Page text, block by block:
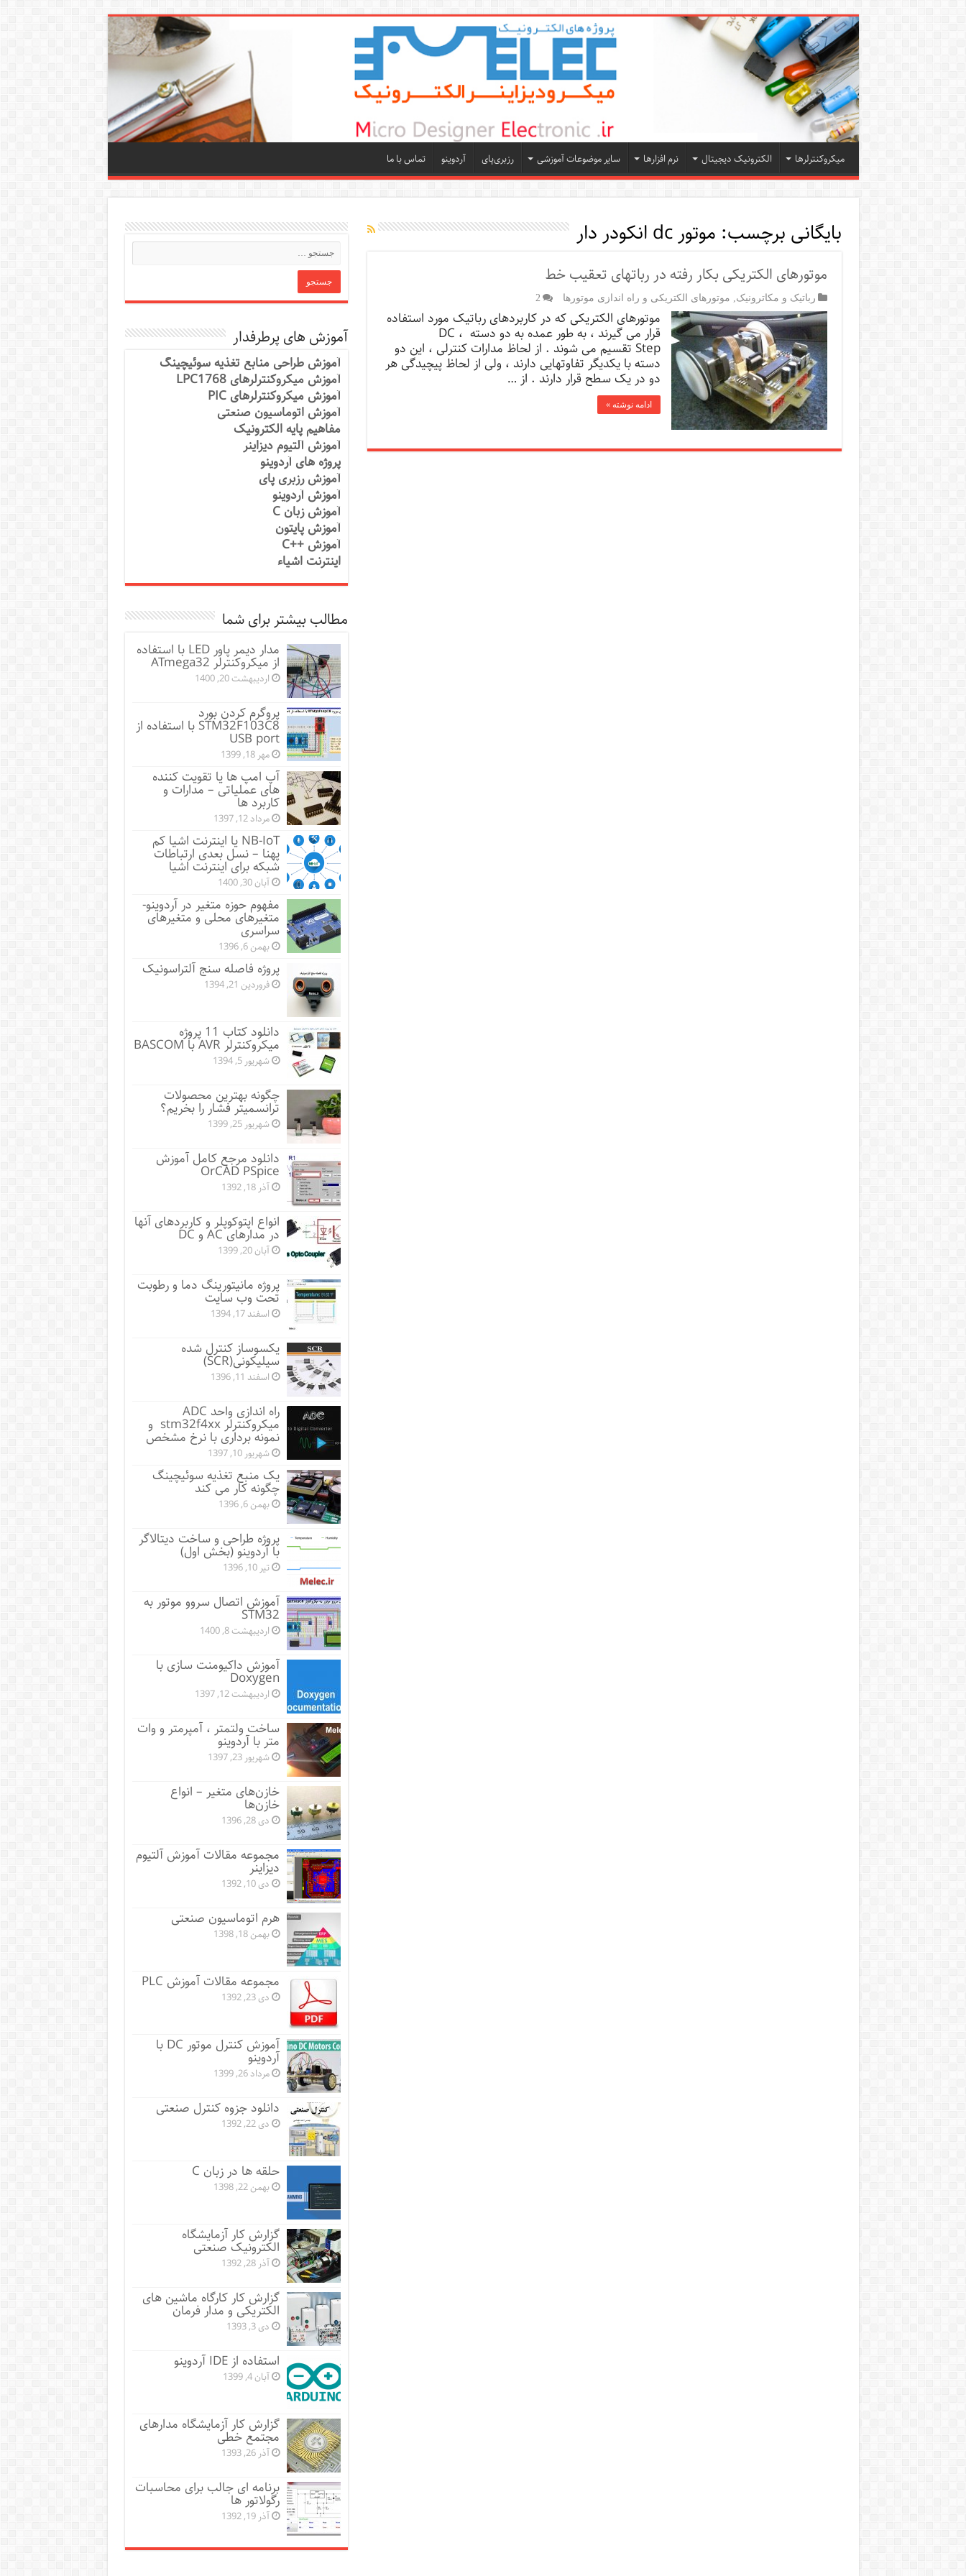
میکروکنترلرها الکترونیک دیجیتال نرم افزارها سایر موضوعات آموزشی رزبری‌پای آردوینو تماس با ما
بایگانی برچسب: موتور dc انکودر دار
موتورهای الکتریکی بکار رفته در رباتهای تعقیب خط
رباتیک و مکاترونیک موتورهای الکتریکی و راه اندازی موتورها 2
موتورهای الکتریکی که در کاربردهای رباتیک مورد استفاده
قرار می گیرند ، به طور عمده به دو دسته DC ،
Stepتقسیم می شوند . از لحاظ مدارات کنترلی ، این دو
دسته با یکدیگر تفاوتهایی دارند ، ولی از لحاظ پیچیدگی هر
دو در یک سطح قرار دارند . از …
ادامه نوشته »
آموزش های پرطرفدار
آموزش طراحی منابع تغذیه سوئیچینگ
آموزش میکروکنترلرهای LPC1768
آموزش میکروکنترلرهای PIC
آموزش اتوماسیون صنعتی
مفاهیم پایه الکترونیک
آموزش آلتیوم دیزاینر
پروژه های آردوینو
آموزش رزبری پای
آموزش آردوینو
آموزش زبان C
آموزش پایتون
آموزش ++C
اینترنت اشیاء
مطالب بیشتر برای شما
مدار دیمر پاور LED با استفاده
از میکروکنترلر ATmega32
اردیبهشت 20, 1400
پروگرم کردن بورد
STM32F103C8 با استفاده از
USB port
مهر 18, 1399
آپ امپ ها یا تقویت کننده
های عملیاتی – مدارات و
کاربرد ها
مرداد 12, 1397
NB-IoT یا اینترنت اشیا کم
پهنا – نسل بعدی ارتباطات
شبکه برای اینترنت اشیا
آبان 30, 1400
مفهوم حوزه متغیر در آردوینو-
متغیرهای محلی و متغیرهای
سراسری
بهمن 6, 1396
پروژه فاصله سنج آلتراسونیک
فروردین 21, 1394
دانلود کتاب 11 پروژه
میکروکنترلر AVR با BASCOM
شهریور 5, 1394
چگونه بهترین محصولات
ترانسمیتر فشار را بخریم؟
شهریور 25, 1399
دانلود مرجع کامل آموزش
OrCAD PSpice
آذر 18, 1392
انواع اپتوکوپلر و کاربردهای آنها
در مدارهای AC و DC
آبان 20, 1399
پروژه مانيتورينگ دما و رطوبت
تحت وب سایت
اسفند 17, 1394
یکسوساز کنترل شده
سیلیکونی(SCR)
اسفند 11, 1396
راه اندازی واحد ADC
میکروکنترلر stm32f4xx و
نمونه برداری با نرخ مشخص
شهریور 10, 1397
یک منبع تغذیه سوئیچینگ
چگونه کار می کند
بهمن 6, 1396
پروژه طراحی و ساخت دیتالاگر
با آردوینو (بخش اول)
تیر 10, 1396
آموزش اتصال سروو موتور به
STM32
اردیبهشت 8, 1400
آموزش داکیومنت سازی با
Doxygen
اردیبهشت 12, 1397
ساخت ولتمتر ، آمپرمتر و وات
متر با آردوینو
شهریور 23, 1397
خازن‌های متغیر – انواع
خازن‌ها
دی 28, 1396
مجموعه مقالات آموزش آلتیوم
دیزاینر
دی 10, 1392
هرم اتوماسیون صنعتی
بهمن 18, 1398
مجموعه مقالات آموزش PLC
دی 23, 1392
آموزش کنترل موتور DC با
آردوینو
مرداد 26, 1399
دانلود جزوه کنترل صنعتی
دی 22, 1392
حلقه ها در زبان C
بهمن 22, 1398
گزارش کار آزمایشگاه
الکترونیک صنعتی
آذر 28, 1392
گزارش کار کارگاه ماشین های
الکتریکی و مدار فرمان
دی 3, 1393
استفاده از IDE آردوینو
آبان 4, 1399
گزارش کار آزمایشگاه مدارهای
مجتمع خطی
آذر 26, 1393
برنامه ای جالب برای محاسبات
رگولاتور ها
آذر 19, 1392